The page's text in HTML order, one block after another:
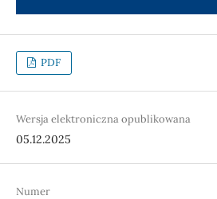
PDF
Wersja elektroniczna opublikowana
05.12.2025
Numer